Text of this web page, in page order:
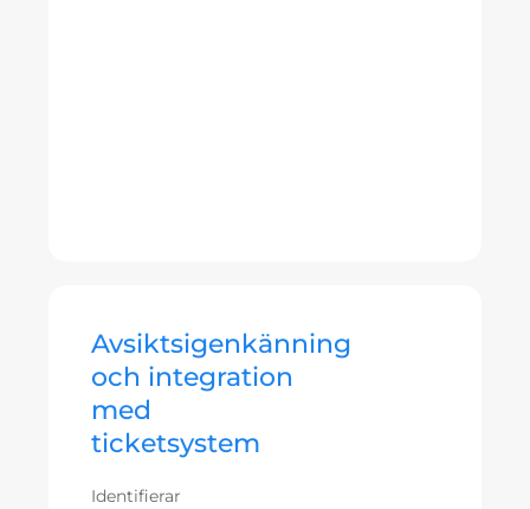
Avsiktsigenkänning
och integration
med
ticketsystem
Identifierar